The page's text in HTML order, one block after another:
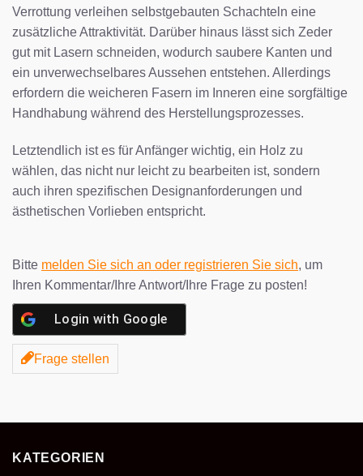
Verrottung verleihen selbstgebauten Schachteln eine
zusätzliche Attraktivität. Darüber hinaus lässt sich Zeder
gut mit Lasern schneiden, wodurch saubere Kanten und
ein unverwechselbares Aussehen entstehen. Allerdings
erfordern die weicheren Fasern im Inneren eine sorgfältige
Handhabung während des Herstellungsprozesses.
Letztendlich ist es für Anfänger wichtig, ein Holz zu
wählen, das nicht nur leicht zu bearbeiten ist, sondern
auch ihren spezifischen Designanforderungen und
ästhetischen Vorlieben entspricht.
Bitte melden Sie sich an oder registrieren Sie sich, um
Ihren Kommentar/Ihre Antwort/Ihre Frage zu posten!
Login with Google
Frage stellen
KATEGORIEN